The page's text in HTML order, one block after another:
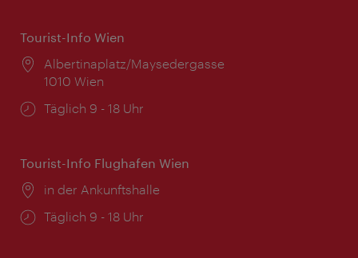
Tourist-Info Wien
Ort:
Albertinaplatz/Maysedergasse
1010 Wien
Öffnungszeiten:
Täglich 9 - 18 Uhr
Tourist-Info Flughafen Wien
Ort:
in der Ankunftshalle
Öffnungszeiten:
Täglich 9 - 18 Uhr